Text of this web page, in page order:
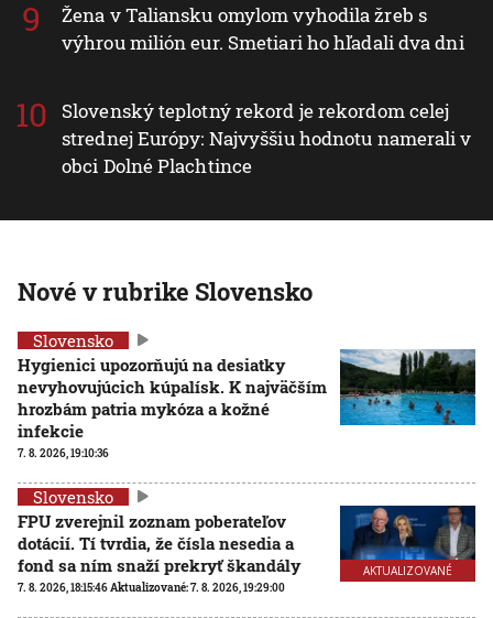
Žena v Taliansku omylom vyhodila žreb s
výhrou milión eur. Smetiari ho hľadali dva dni
Slovenský teplotný rekord je rekordom celej
strednej Európy: Najvyššiu hodnotu namerali v
obci Dolné Plachtince
Nové v rubrike Slovensko
Slovensko
Hygienici upozorňujú na desiatky
nevyhovujúcich kúpalísk. K najväčším
hrozbám patria mykóza a kožné
infekcie
7. 8. 2026, 19:10:36
AKTUALIZOVANÉ
Slovensko
FPU zverejnil zoznam poberateľov
dotácií. Tí tvrdia, že čísla nesedia a
fond sa ním snaží prekryť škandály
7. 8. 2026, 18:15:46Aktualizované:7. 8. 2026, 19:29:00